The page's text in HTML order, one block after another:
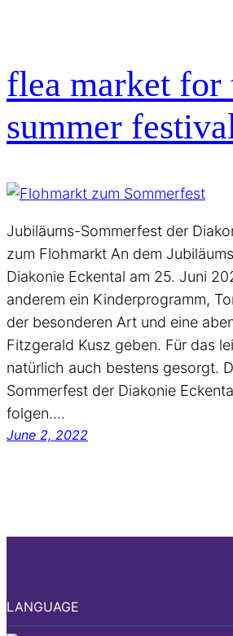
flea market for
summer
Jubiläums-Sommerfest der
zum Flohmarkt An dem
Diakonie Eckental am 25. Juni
anderem ein Kinderprogramm,
der besonderen Art und eine
Fitzgerald Kusz geben. Für das
natürlich auch bestens gesorgt.
Sommerfest der Diakonie
folgen.…
June 2, 2022
LANGUAGE